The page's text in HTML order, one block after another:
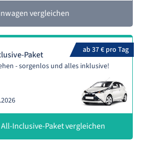
vergleichen
ab 37 € pro Tag
Paket
- sorgenlos und alles inklusive!
Inclusive-Paket vergleichen